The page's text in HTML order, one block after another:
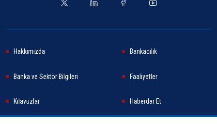
Hakkımızda Bankacılık
Banka ve Sektör Bilgileri Faaliyetler
Kılavuzlar Haberdar Et